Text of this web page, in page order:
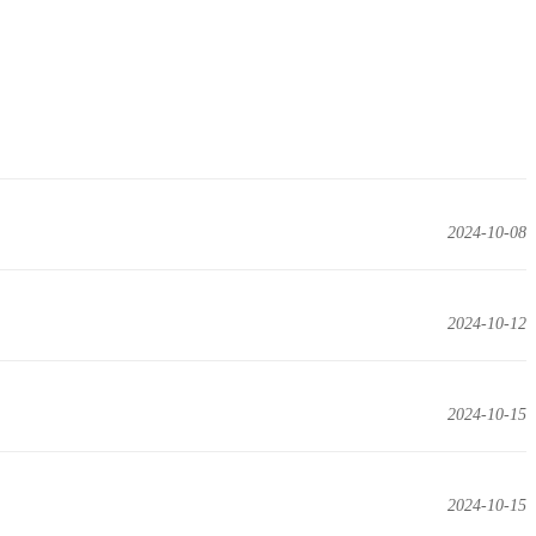
2024-10-08
2024-10-12
2024-10-15
2024-10-15